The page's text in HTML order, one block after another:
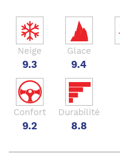
Neige
9.3
Glace
9.4
Confort
9.2
Durabilité
8.8